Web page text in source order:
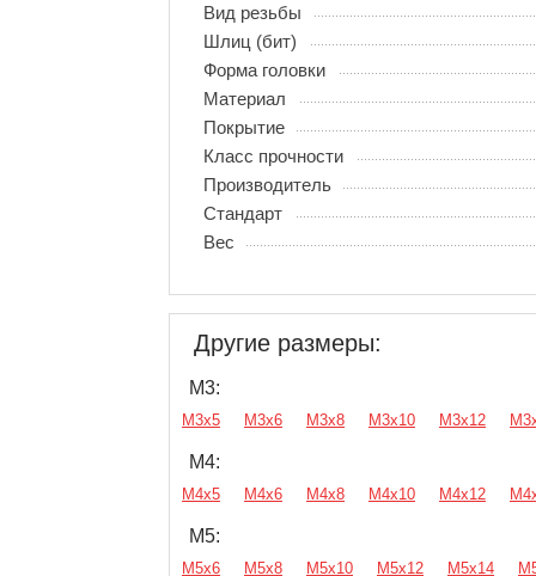
Вид резьбы
Шлиц (бит)
Форма головки
Материал
Покрытие
Класс прочности
Производитель
Стандарт
Вес
Другие размеры:
М3:
М3х5 М3х6 М3х8 М3х10 М3х12
М4:
М4х5 М4х6 М4х8 М4х10 М4х12
М5:
М5х6 М5х8 М5х10 М5х12 М5х14